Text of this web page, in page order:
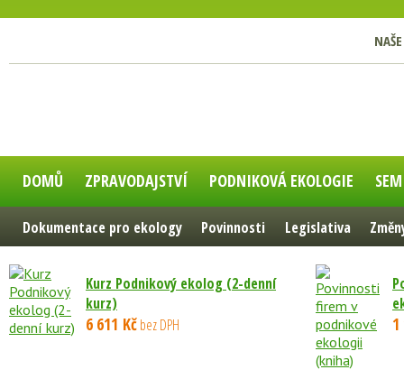
DOMŮ ZPRAVODAJSTVÍ PODNIKOVÁ EKOLOGIE
Dokumentace pro ekology Povinnosti Legislativa
Kurz Podnikový ekolog (2-denní
kurz)
6 611 Kčbez DPH 1